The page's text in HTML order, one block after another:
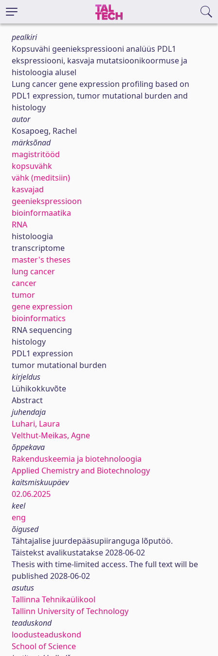
pealkiri
Kopsuvähi geeniekspressiooni analüüs PDL1
ekspressiooni, kasvaja mutatsioonikoormuse ja
histoloogia alusel
Lung cancer gene expression profiling based on
PDL1 expression, tumor mutational burden and
histology
autor
Kosapoeg, Rachel
märksõnad
magistritööd
kopsuvähk
vähk (meditsiin)
kasvajad
geeniekspressioon
bioinformaatika
RNA
histoloogia
transcriptome
master's theses
lung cancer
cancer
tumor
gene expression
bioinformatics
RNA sequencing
histology
PDL1 expression
tumor mutational burden
kirjeldus
Lühikokkuvõte
Abstract
juhendaja
Luhari, Laura
Velthut-Meikas, Agne
õppekava
Rakenduskeemia ja biotehnoloogia
Applied Chemistry and Biotechnology
kaitsmiskuupäev
02.06.2025
keel
eng
õigused
Tähtajalise juurdepääsupiiranguga lõputöö.
Täistekst avalikustatakse 2028-06-02
Thesis with time-limited access. The full text will be
published 2028-06-02
asutus
Tallinna Tehnikaülikool
Tallinn University of Technology
teaduskond
loodusteaduskond
School of Science